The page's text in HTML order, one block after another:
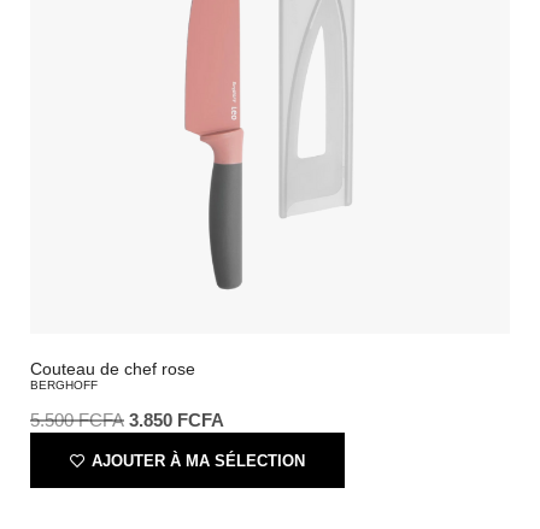
Couteau de chef rose
BERGHOFF
5.500FCFA 3.850 FCFA
AJOUTER À MA SÉLECTION